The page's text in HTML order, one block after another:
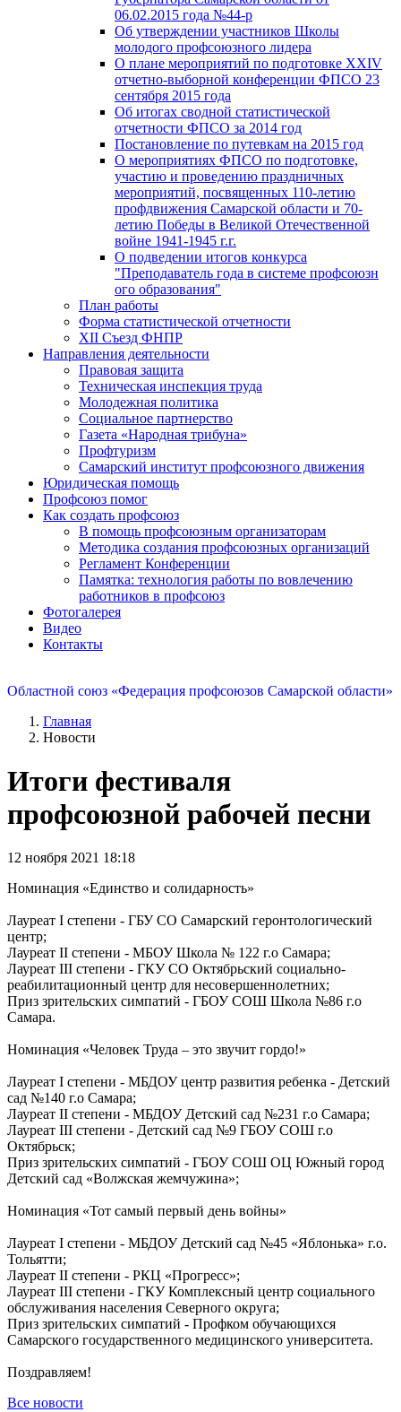
06.02.2015 года №44-р
Об утверждении участников Школы
молодого профсоюзного лидера
О плане мероприятий по подготовке XXIV
отчетно-выборной конференции ФПСО 23
сентября 2015 года
Об итогах сводной статистической
отчетности ФПСО за 2014 год
Постановление по путевкам на 2015 год
О мероприятиях ФПСО по подготовке,
участию и проведению праздничных
мероприятий, посвященных 110-летию
профдвижения Самарской области и 70-
летию Победы в Великой Отечественной
войне 1941-1945 г.г.
О подведении итогов конкурса
"Преподаватель года в системе профсоюзн
ого образования"
План работы
Форма статистической отчетности
XII Съезд ФНПР
Направления деятельности
Правовая защита
Техническая инспекция труда
Молодежная политика
Социальное партнерство
Газета «Народная трибуна»
Профтуризм
Самарский институт профсоюзного движения
Юридическая помощь
Профсоюз помог
Как создать профсоюз
В помощь профсоюзным организаторам
Методика создания профсоюзных организаций
Регламент Конференции
Памятка: технология работы по вовлечению
работников в профсоюз
Фотогалерея
Видео
Контакты
Областной союз «Федерация профсоюзов Самарской области»
Главная
Новости
Итоги фестиваля
профсоюзной рабочей песни
12 ноября 2021 18:18
Номинация «Единство и солидарность»
Лауреат I степени - ГБУ СО Самарский геронтологический
центр;
Лауреат II степени - МБОУ Школа № 122 г.о Самара;
Лауреат III степени - ГКУ СО Октябрьский социально-
реабилитационный центр для несовершеннолетних;
Приз зрительских симпатий - ГБОУ СОШ Школа №86 г.о
Самара.
Номинация «Человек Труда – это звучит гордо!»
Лауреат I степени - МБДОУ центр развития ребенка - Детский
сад №140 г.о Самара;
Лауреат II степени - МБДОУ Детский сад №231 г.о Самара;
Лауреат III степени - Детский сад №9 ГБОУ СОШ г.о
Октябрьск;
Приз зрительских симпатий - ГБОУ СОШ ОЦ Южный город
Детский сад «Волжская жемчужина»;
Номинация «Тот самый первый день войны»
Лауреат I степени - МБДОУ Детский сад №45 «Яблонька» г.о.
Тольятти;
Лауреат II степени - РКЦ «Прогресс»;
Лауреат III степени - ГКУ Комплексный центр социального
обслуживания населения Северного округа;
Приз зрительских симпатий - Профком обучающихся
Самарского государственного медицинского университета.
Поздравляем!
Все новости